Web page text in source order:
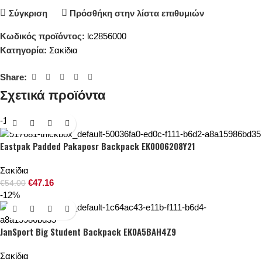
Σύγκριση Πρόσθήκη στην λίστα επιθυμιών
Κωδικός προϊόντος: lc2856000
Κατηγορία: Σακίδια
Share:
Σχετικά προϊόντα
-13%
Eastpak Padded Pakaposr Backpack EK0006208Y21
Σακίδια
€54.00 €47.16
-12%
JanSport Big Student Backpack EK0A5BAH4Z9
Σακίδια